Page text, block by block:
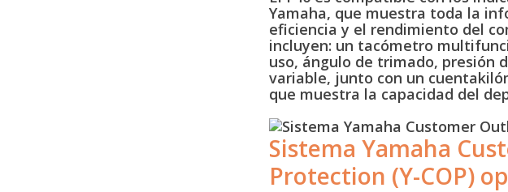
Yamaha, que muestra toda la
eficiencia y el rendimiento del
incluyen: un tacómetro
uso, ángulo de trimado, presión
variable, junto con un
que muestra la capacidad del
Sistema Yamaha
Protection (Y-COP)